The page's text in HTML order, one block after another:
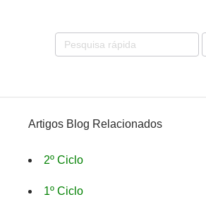
Artigos Blog Relacionados
2º Ciclo
1º Ciclo